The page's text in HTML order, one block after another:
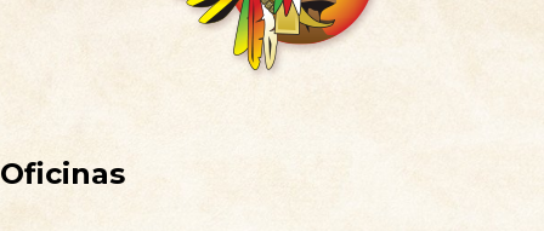
Oficinas